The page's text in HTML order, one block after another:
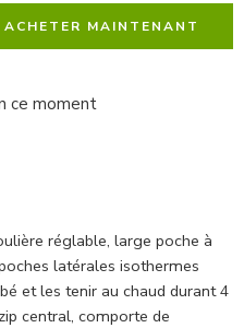
ACHETER MAINTENANT
ce moment
réglable, large poche à
latérales isothermes
et les tenir au chaud durant 4
central, comporte de